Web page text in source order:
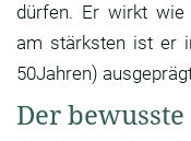
dürfen. Er wirkt wie
am stärksten ist er
50Jahren)
Der